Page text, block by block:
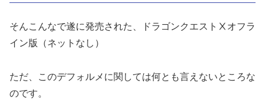
そんこんなで遂に発売された、ドラゴンクエストⅩオフラ
イン版（ネットなし）
ただ、このデフォルメに関しては何とも言えないところな
のです。